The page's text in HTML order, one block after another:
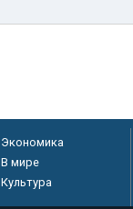
Экономика
В мире
Культура